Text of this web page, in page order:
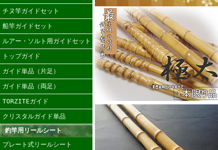
チヌ竿ガイドセット
船竿ガイドセット
ルアー・ソルト用ガイドセット
トップガイド
ガイド単品（片足）
ガイド単品（両足）
TORZITEガイド
クリスタルガイド単品
釣竿用リールシート
プレート式リールシート